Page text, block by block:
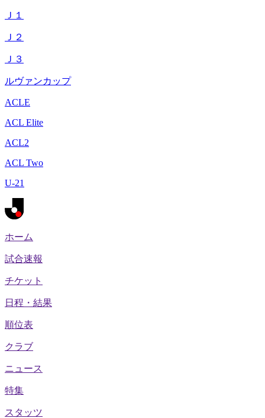
Ｊ１
Ｊ２
Ｊ３
ルヴァンカップ
ACLE
ACL Elite
ACL2
ACL Two
U-21
ホーム
試合速報
チケット
日程・結果
順位表
クラブ
ニュース
特集
スタッツ